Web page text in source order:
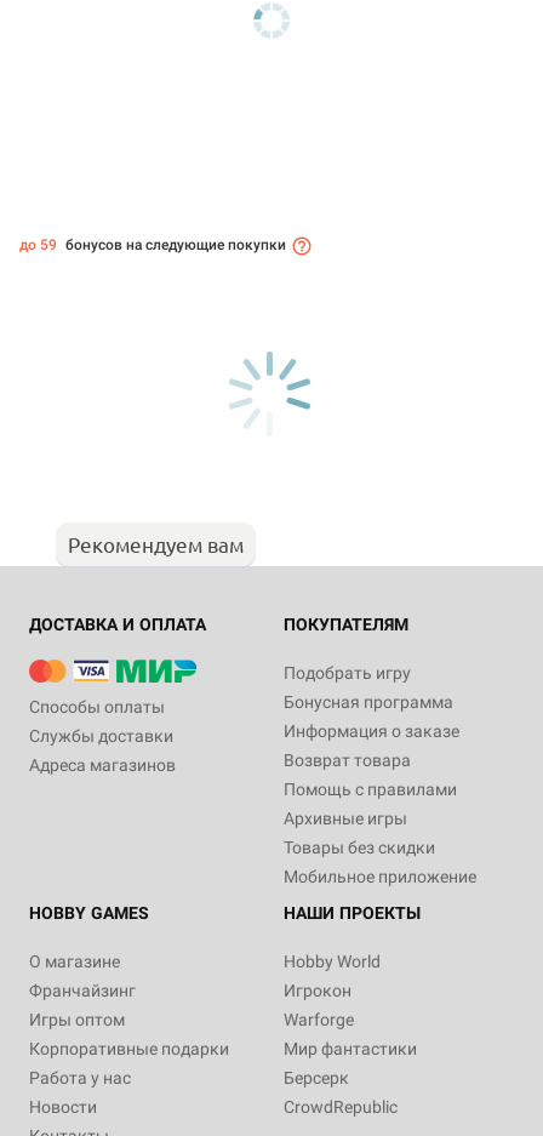
до 59 бонусов на следующие покупки
Рекомендуем вам
ДОСТАВКА И ОПЛАТА
Способы оплаты
Службы доставки
Адреса магазинов
ПОКУПАТЕЛЯМ
Подобрать игру
Бонусная программа
Информация о заказе
Возврат товара
Помощь с правилами
Архивные игры
Товары без скидки
Мобильное приложение
HOBBY GAMES
О магазине
Франчайзинг
Игры оптом
Корпоративные подарки
Работа у нас
Новости
НАШИ ПРОЕКТЫ
Hobby World
Игрокон
Warforge
Мир фантастики
Берсерк
CrowdRepublic